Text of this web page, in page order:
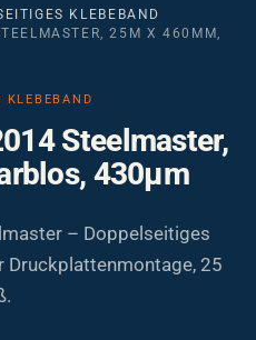
KLEBEBAND
25M X 460MM,
KLEBEBAND
Steelmaster,
430µm
– Doppelseitiges
25